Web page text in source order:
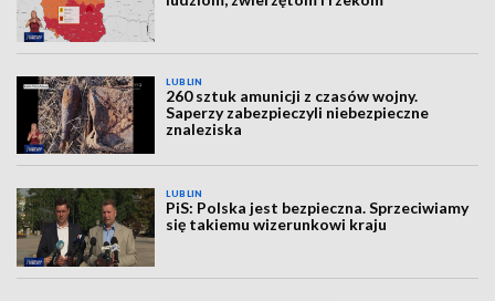
LUBLIN
260 sztuk amunicji z czasów wojny.
Saperzy zabezpieczyli niebezpieczne
znaleziska
LUBLIN
PiS: Polska jest bezpieczna. Sprzeciwiamy
się takiemu wizerunkowi kraju